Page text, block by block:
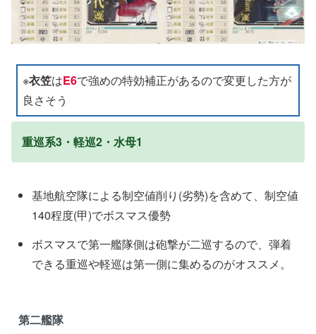
※衣笠はE6で強めの特効補正があるので変更した方が
良さそう
重巡系3・軽巡2・水母1
基地航空隊による制空値削り(劣勢)を含めて、制空値
140程度(甲)でボスマス優勢
ボスマスで第一艦隊側は砲撃が二巡するので、弾着
できる重巡や軽巡は第一側に集めるのがオススメ。
第二艦隊